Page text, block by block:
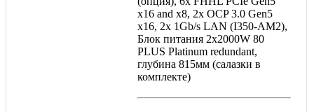
x16 and x8, 2x OCP 3.0 Gen5
x16, 2x 1Gb/s LAN (I350-AM2),
Блок питания 2x2000W 80
PLUS Platinum redundant,
глубина 815мм (салазки в
комплекте)